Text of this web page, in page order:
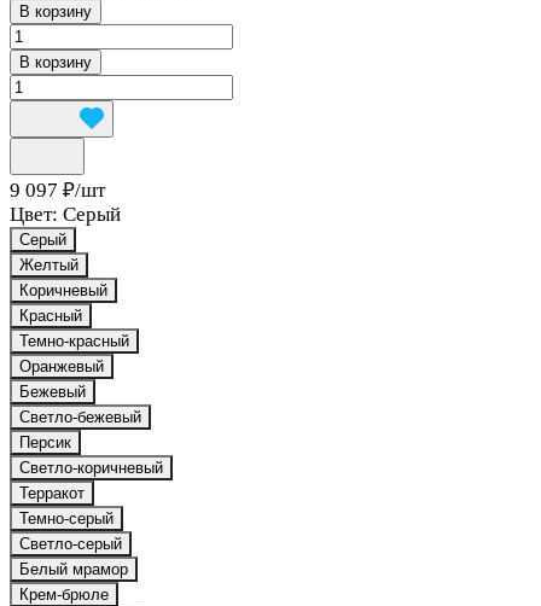
В корзину
В корзину
9 097 ₽/шт
Цвет: Серый
Серый
Желтый
Коричневый
Красный
Темно-красный
Оранжевый
Бежевый
Светло-бежевый
Персик
Светло-коричневый
Терракот
Темно-серый
Светло-серый
Белый мрамор
Крем-брюле